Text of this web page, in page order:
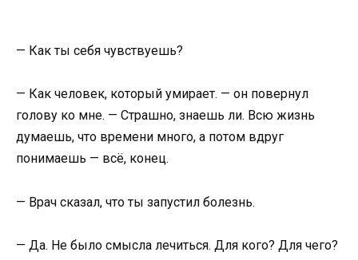
— Как ты себя чувствуешь?
— Как человек, который умирает. — он повернул
голову ко мне. — Страшно, знаешь ли. Всю жизнь
думаешь, что времени много, а потом вдруг
понимаешь — всё, конец.
— Врач сказал, что ты запустил болезнь.
— Да. Не было смысла лечиться. Для кого? Для чего?